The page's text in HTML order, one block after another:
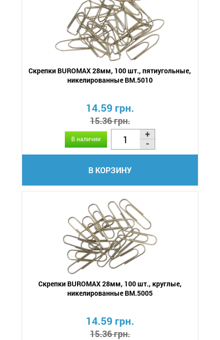
Скрепки BUROMAX 28мм, 100 шт., пятиугольные,
никелированные BM.5010
14.59 грн.
15.36 грн.
В наличии
В КОРЗИНУ
Скрепки BUROMAX 28мм, 100 шт., круглые,
никелированные BM.5005
14.59 грн.
15.36 грн.